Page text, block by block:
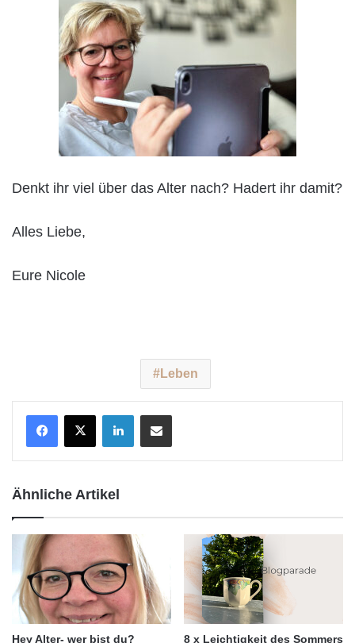
Denkt ihr viel über das Alter nach? Hadert ihr damit?
Alles Liebe,
Eure Nicole
Leben
Ähnliche Artikel
Hey Alter- wer bist du? 8 x Leichtigkeit des Sommers